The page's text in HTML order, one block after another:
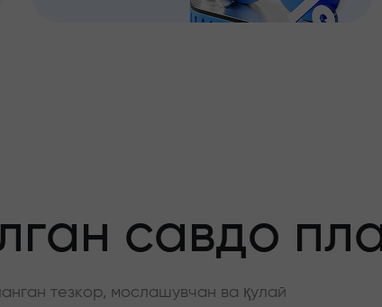
савдо
тезкор, мослашувчан ва қулай